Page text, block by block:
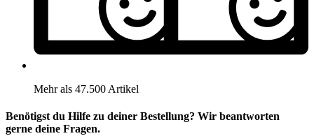
Mehr als 47.500 Artikel
Benötigst du Hilfe zu deiner Bestellung? Wir beantworten
gerne deine Fragen.